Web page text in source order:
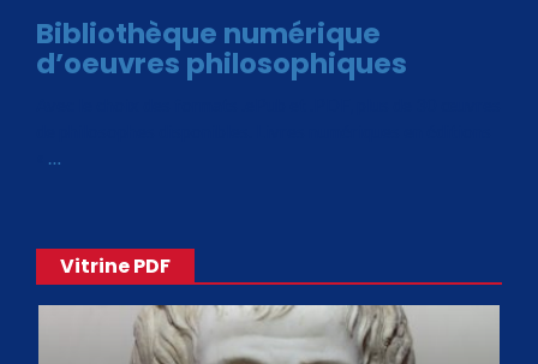
Bibliothèque numérique
d’oeuvres philosophiques
…
Vitrine PDF